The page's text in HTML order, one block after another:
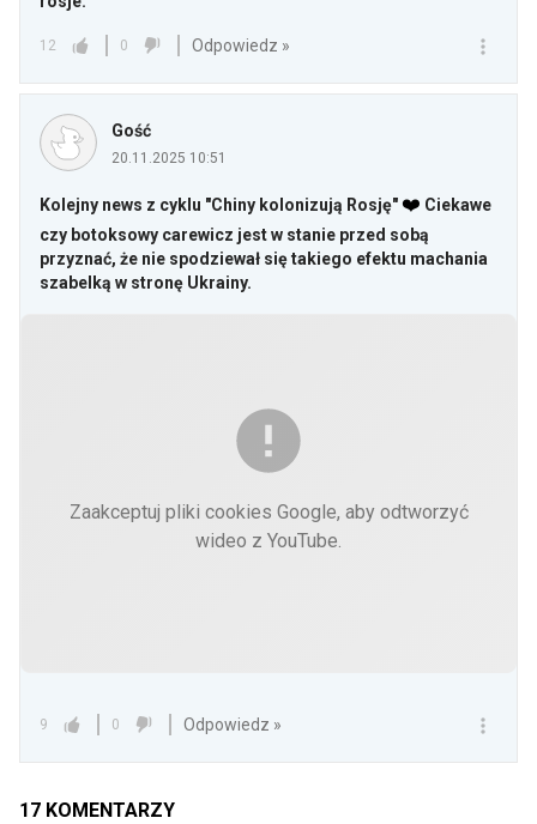
12 0 Odpowiedz »
Gość
20.11.2025 10:51
Kolejny news z cyklu "Chiny kolonizują Rosję" ❤️ Ciekawe
czy botoksowy carewicz jest w stanie przed sobą
przyznać, że nie spodziewał się takiego efektu machania
szabelką w stronę Ukrainy.
Zaakceptuj pliki cookies Google, aby odtworzyć
wideo z YouTube.
9 0 Odpowiedz »
17 KOMENTARZY